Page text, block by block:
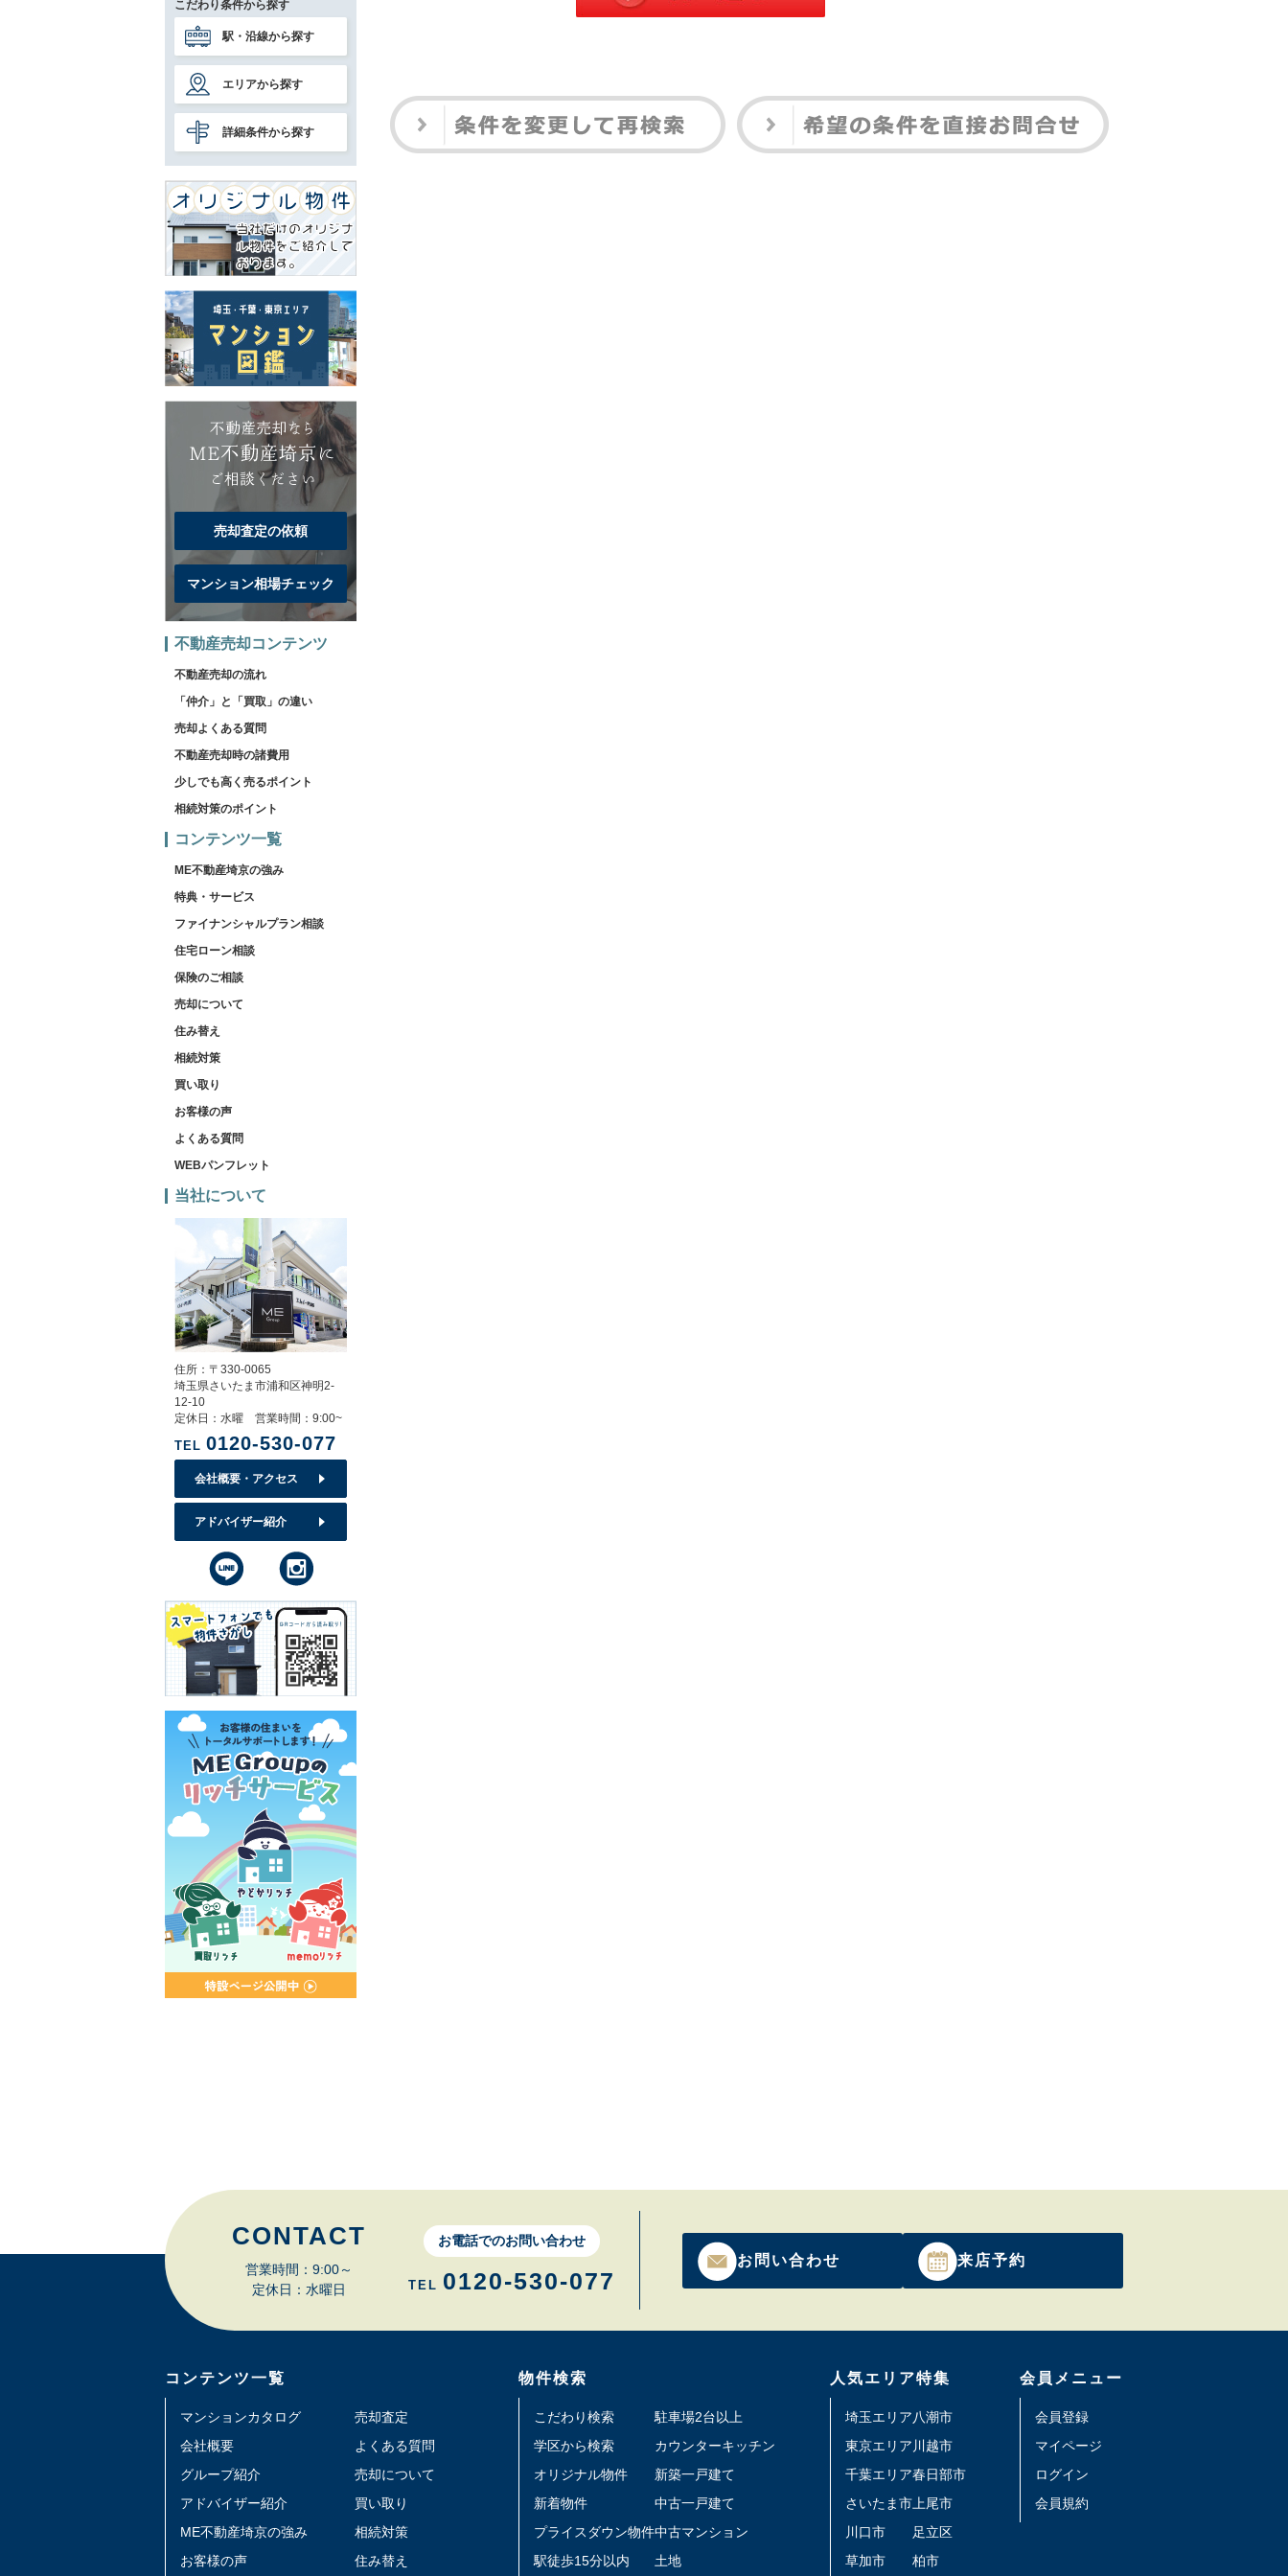
こだわり条件から探す
駅・沿線から探す
エリアから探す
詳細条件から探す
売却査定の依頼
マンション相場チェック
不動産売却コンテンツ
不動産売却の流れ
「仲介」と「買取」の違い
売却よくある質問
不動産売却時の諸費用
少しでも高く売るポイント
相続対策のポイント
コンテンツ一覧
ME不動産埼京の強み
特典・サービス
ファイナンシャルプラン相談
住宅ローン相談
保険のご相談
売却について
住み替え
相続対策
買い取り
お客様の声
よくある質問
WEBパンフレット
当社について
住所：〒330-0065
埼玉県さいたま市浦和区神明2-
12-10
定休日：水曜 営業時間：9:00~
TEL 0120-530-077
会社概要・アクセス
アドバイザー紹介
CONTACT
営業時間：9:00～
定休日：水曜日
お電話でのお問い合わせ
TEL 0120-530-077
お問い合わせ 来店予約
コンテンツ一覧
マンションカタログ
会社概要
グループ紹介
アドバイザー紹介
ME不動産埼京の強み
お客様の声
売却査定
よくある質問
売却について
買い取り
相続対策
住み替え
物件検索
こだわり検索
学区から検索
オリジナル物件
新着物件
プライスダウン物件
駅徒歩15分以内
駐車場2台以上
カウンターキッチン
新築一戸建て
中古一戸建て
中古マンション
土地
人気エリア特集
埼玉エリア
東京エリア
千葉エリア
さいたま市
川口市
草加市
八潮市
川越市
春日部市
上尾市
足立区
柏市
会員メニュー
会員登録
マイページ
ログイン
会員規約